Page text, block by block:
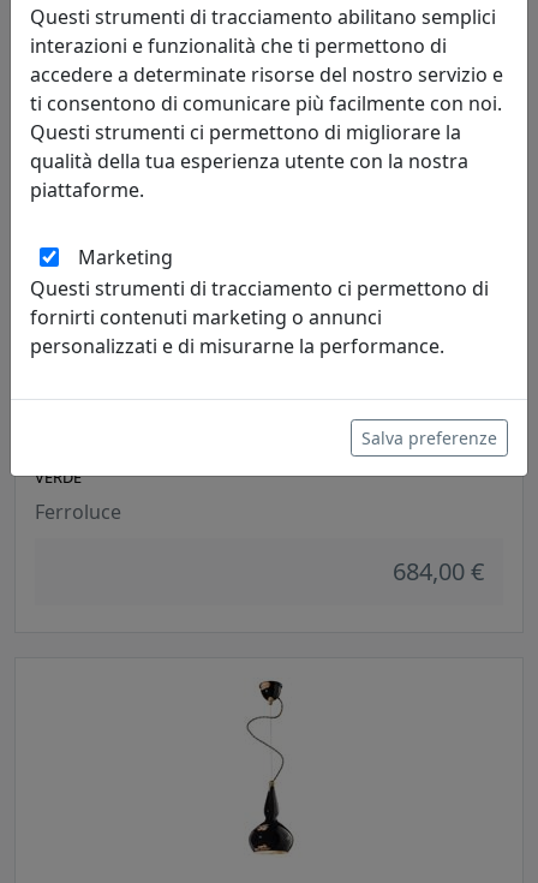
LAMPADA A SOSPENSIONE COLLEZIONE VAGUE-VINTAGE C1410
ARANCIO
Ferroluce
692,00 €
LAMPADA A SOSPENSIONE COLLEZIONE VAGUE-VINTAGE C1417
VERDE
Ferroluce
684,00 €
Questi strumenti di tracciamento abilitano semplici
interazioni e funzionalità che ti permettono di
accedere a determinate risorse del nostro servizio e
ti consentono di comunicare più facilmente con noi.
Questi strumenti ci permettono di migliorare la
qualità della tua esperienza utente con la nostra
piattaforme.
Marketing
Questi strumenti di tracciamento ci permettono di
fornirti contenuti marketing o annunci
personalizzati e di misurarne la performance.
Salva preferenze